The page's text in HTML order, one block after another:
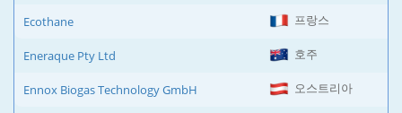
Ecothane 프랑스
Eneraque Pty Ltd 호주
Ennox Biogas Technology GmbH 오스트리아